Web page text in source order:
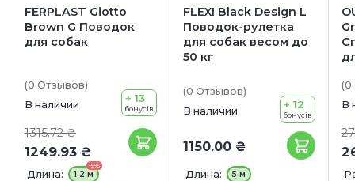
FERPLAST Giotto
Brown G Поводок
для собак
(0 Отзывов)
В наличии
1315.72 ₴
1249.93 ₴
+ 13
бонусів
Длина:
-5%
1.2 м
FLEXI Black Design L
Поводок-рулетка
для собак весом до
50 кг
(0 Отзывов)
В наличии
1150.00 ₴
+ 12
бонусів
Длина: 5 м
(0
В